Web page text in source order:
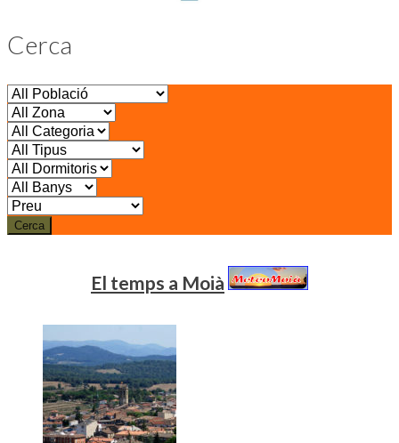
Cerca
Cerca
El temps a Moià